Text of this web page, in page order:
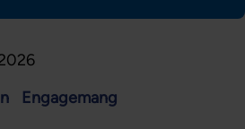
Engagemang